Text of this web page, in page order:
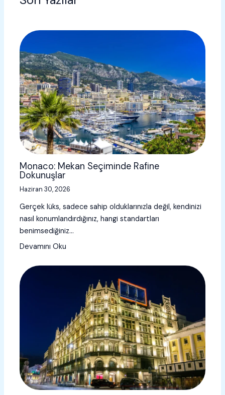
Monaco: Mekan Seçiminde Rafine
Dokunuşlar
Haziran 30, 2026
Gerçek lüks, sadece sahip olduklarınızla değil, kendinizi
nasıl konumlandırdığınız, hangi standartları
benimsediğiniz…
Devamını Oku